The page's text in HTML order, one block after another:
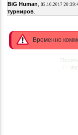
BiG Human, 02.10.2017
турниров.
Временно